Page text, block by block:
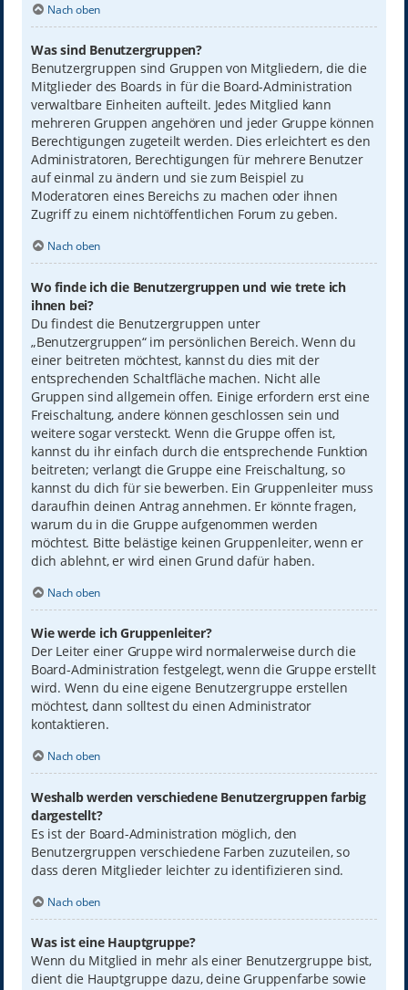
Nach oben
Was sind Benutzergruppen?
Benutzergruppen sind Gruppen von Mitgliedern, die die
Mitglieder des Boards in für die Board-Administration
verwaltbare Einheiten aufteilt. Jedes Mitglied kann
mehreren Gruppen angehören und jeder Gruppe können
Berechtigungen zugeteilt werden. Dies erleichtert es den
Administratoren, Berechtigungen für mehrere Benutzer
auf einmal zu ändern und sie zum Beispiel zu
Moderatoren eines Bereichs zu machen oder ihnen
Zugriff zu einem nichtöffentlichen Forum zu geben.
Nach oben
Wo finde ich die Benutzergruppen und wie trete ich
ihnen bei?
Du findest die Benutzergruppen unter
„Benutzergruppen“ im persönlichen Bereich. Wenn du
einer beitreten möchtest, kannst du dies mit der
entsprechenden Schaltfläche machen. Nicht alle
Gruppen sind allgemein offen. Einige erfordern erst eine
Freischaltung, andere können geschlossen sein und
weitere sogar versteckt. Wenn die Gruppe offen ist,
kannst du ihr einfach durch die entsprechende Funktion
beitreten; verlangt die Gruppe eine Freischaltung, so
kannst du dich für sie bewerben. Ein Gruppenleiter muss
daraufhin deinen Antrag annehmen. Er könnte fragen,
warum du in die Gruppe aufgenommen werden
möchtest. Bitte belästige keinen Gruppenleiter, wenn er
dich ablehnt, er wird einen Grund dafür haben.
Nach oben
Wie werde ich Gruppenleiter?
Der Leiter einer Gruppe wird normalerweise durch die
Board-Administration festgelegt, wenn die Gruppe erstellt
wird. Wenn du eine eigene Benutzergruppe erstellen
möchtest, dann solltest du einen Administrator
kontaktieren.
Nach oben
Weshalb werden verschiedene Benutzergruppen farbig
dargestellt?
Es ist der Board-Administration möglich, den
Benutzergruppen verschiedene Farben zuzuteilen, so
dass deren Mitglieder leichter zu identifizieren sind.
Nach oben
Was ist eine Hauptgruppe?
Wenn du Mitglied in mehr als einer Benutzergruppe bist,
dient die Hauptgruppe dazu, deine Gruppenfarbe sowie